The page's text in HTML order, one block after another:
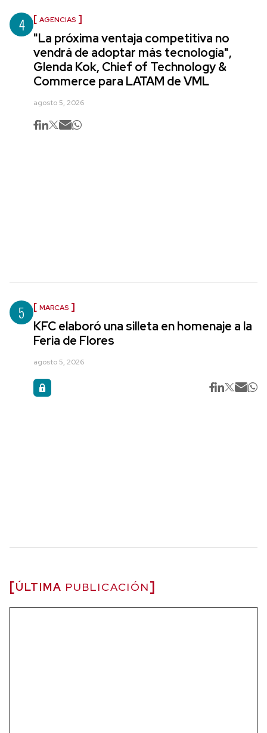
4 AGENCIAS
"La próxima ventaja competitiva no
vendrá de adoptar más tecnología",
Glenda Kok, Chief of Technology &
Commerce para LATAM de VML
agosto 5, 2026
5 MARCAS
KFC elaboró una silleta en homenaje a la
Feria de Flores
agosto 5, 2026
ÚLTIMA PUBLICACIÓN